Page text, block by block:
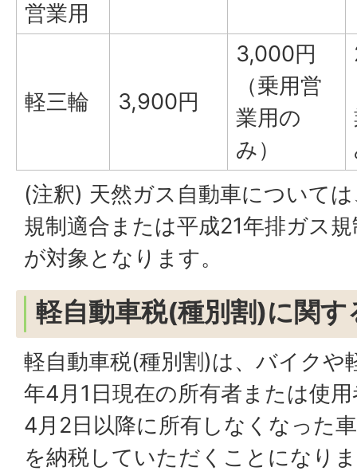
営業用
軽三輪 3,900円
3,000円
（乗用営
業用の
み）
(注釈) 天然ガス自動車について
規制適合または平成21年排ガス
が対象となります。
軽自動車税(種別割)に関す
軽自動車税(種別割)は、バイクや
年4月1日現在の所有者または使
4月2日以降に所有しなくなった
を納税していただくことになり